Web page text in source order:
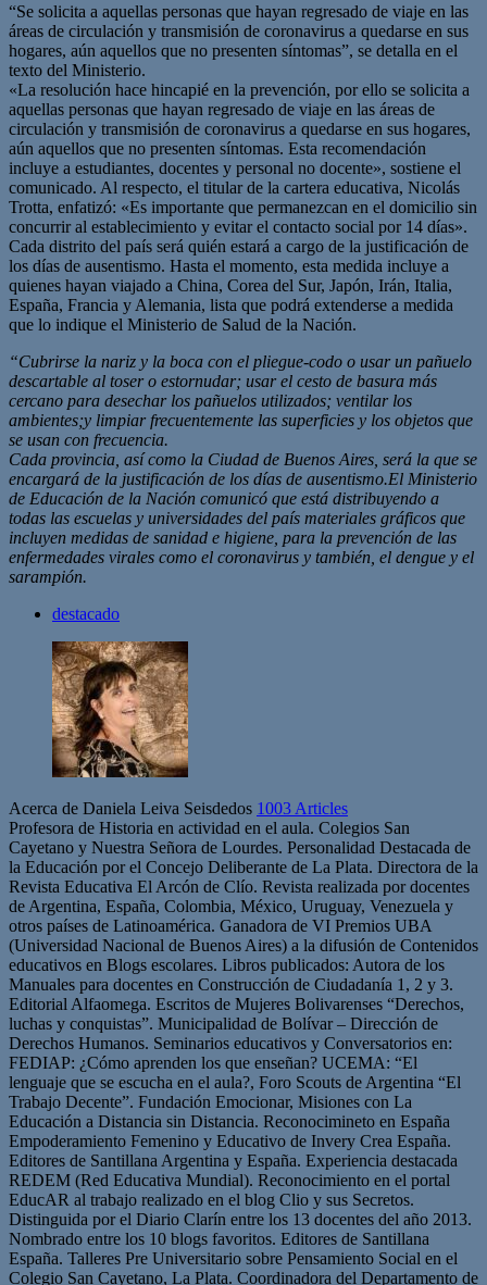
“Se solicita a aquellas personas que hayan regresado de viaje en las
áreas de circulación y transmisión de coronavirus a quedarse en sus
hogares, aún aquellos que no presenten síntomas”, se detalla en el
texto del Ministerio.
«La resolución hace hincapié en la prevención, por ello se solicita a
aquellas personas que hayan regresado de viaje en las áreas de
circulación y transmisión de coronavirus a quedarse en sus hogares,
aún aquellos que no presenten síntomas. Esta recomendación
incluye a estudiantes, docentes y personal no docente», sostiene el
comunicado. Al respecto, el titular de la cartera educativa, Nicolás
Trotta, enfatizó: «Es importante que permanezcan en el domicilio sin
concurrir al establecimiento y evitar el contacto social por 14 días».
Cada distrito del país será quién estará a cargo de la justificación de
los días de ausentismo. Hasta el momento, esta medida incluye a
quienes hayan viajado a China, Corea del Sur, Japón, Irán, Italia,
España, Francia y Alemania, lista que podrá extenderse a medida
que lo indique el Ministerio de Salud de la Nación.
“Cubrirse la nariz y la boca con el pliegue-codo o usar un pañuelo
descartable al toser o estornudar; usar el cesto de basura más
cercano para desechar los pañuelos utilizados; ventilar los
ambientes;y limpiar frecuentemente las superficies y los objetos que
se usan con frecuencia.
Cada provincia, así como la Ciudad de Buenos Aires, será la que se
encargará de la justificación de los días de ausentismo.El Ministerio
de Educación de la Nación comunicó que está distribuyendo a
todas las escuelas y universidades del país materiales gráficos que
incluyen medidas de sanidad e higiene, para la prevención de las
enfermedades virales como el coronavirus y también, el dengue y el
sarampión.
destacado
Acerca de Daniela Leiva Seisdedos 1003 Articles
Profesora de Historia en actividad en el aula. Colegios San
Cayetano y Nuestra Señora de Lourdes. Personalidad Destacada de
la Educación por el Concejo Deliberante de La Plata. Directora de la
Revista Educativa El Arcón de Clío. Revista realizada por docentes
de Argentina, España, Colombia, México, Uruguay, Venezuela y
otros países de Latinoamérica. Ganadora de VI Premios UBA
(Universidad Nacional de Buenos Aires) a la difusión de Contenidos
educativos en Blogs escolares. Libros publicados: Autora de los
Manuales para docentes en Construcción de Ciudadanía 1, 2 y 3.
Editorial Alfaomega. Escritos de Mujeres Bolivarenses “Derechos,
luchas y conquistas”. Municipalidad de Bolívar – Dirección de
Derechos Humanos. Seminarios educativos y Conversatorios en:
FEDIAP: ¿Cómo aprenden los que enseñan? UCEMA: “El
lenguaje que se escucha en el aula?, Foro Scouts de Argentina “El
Trabajo Decente”. Fundación Emocionar, Misiones con La
Educación a Distancia sin Distancia. Reconocimineto en España
Empoderamiento Femenino y Educativo de Invery Crea España.
Editores de Santillana Argentina y España. Experiencia destacada
REDEM (Red Educativa Mundial). Reconocimiento en el portal
EducAR al trabajo realizado en el blog Clio y sus Secretos.
Distinguida por el Diario Clarín entre los 13 docentes del año 2013.
Nombrado entre los 10 blogs favoritos. Editores de Santillana
España. Talleres Pre Universitario sobre Pensamiento Social en el
Colegio San Cayetano, La Plata. Coordinadora del Departamento de